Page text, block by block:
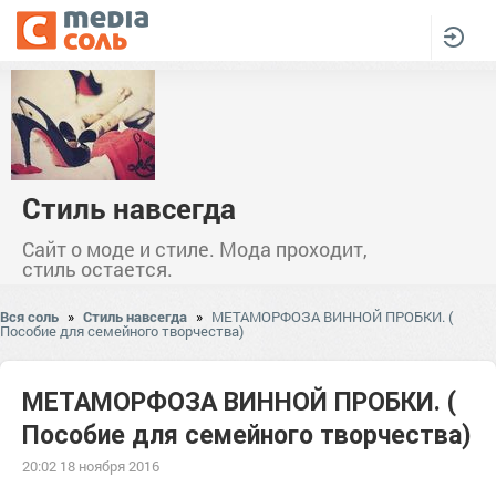
Стиль навсегда
Сайт о моде и стиле. Мода проходит,
стиль остается.
Вся соль » Стиль навсегда » МЕТАМОРФОЗА ВИННОЙ ПРОБКИ. (
Пособие для семейного творчества)
МЕТАМОРФОЗА ВИННОЙ ПРОБКИ. (
Пособие для семейного творчества)
20:02 18 ноября 2016